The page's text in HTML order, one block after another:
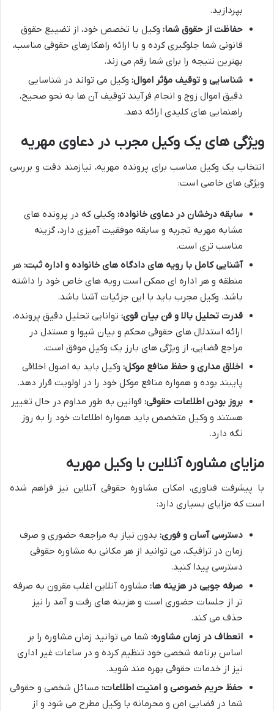
بپردازید.
حفاظت از حقوق شما: وکیل با تخصص خود، از تضییع حقوق
قانونی شما جلوگیری کرده و با ارائه راهکارهای حقوقی مناسب،
بهترین نتیجه را برای شما رقم می زند.
شناسایی و توقیف مؤثر اموال: وکیل می تواند در شناسایی
دقیق اموال زوج و انجام فرآیند توقیف آن ها به نحو صحیح،
راهنمایی های کلیدی ارائه دهد.
ویژگی های یک وکیل مجرب در دعاوی مهریه
انتخاب یک وکیل مناسب برای پرونده مهریه، نیازمند دقت و بررسی
ویژگی های خاصی است:
سابقه درخشان در دعاوی خانواده: وکیلی که در پرونده های
مشابه مهریه تجربه و سابقه موفقیت آمیزی دارد، گزینه
مناسب تری است.
آشنایی کامل با رویه های دادگاه های خانواده و اداره ثبت: هر
منطقه و هر اداره ای ممکن است رویه های خاص خود را داشته
باشد. وکیل مجرب باید با این جزئیات آشنا باشد.
قدرت تحلیل بالا و فن بیان قوی: توانایی تحلیل دقیق پرونده،
ارائه استدلال های حقوقی محکم و بیان شیوا و مستدل در
مراجع قضایی، از ویژگی های بارز یک وکیل موفق است.
اخلاق مداری و حفظ منافع موکل: وکیل باید به اصول اخلاقی
پایبند بوده و همواره منافع موکل خود را در اولویت قرار دهد.
بروز بودن اطلاعات حقوقی: قوانین به طور مداوم در حال تغییر
هستند و وکیل متخصص باید همواره اطلاعات خود را به روز
نگه دارد.
مزایای مشاوره آنلاین با وکیل مهریه
با پیشرفت فناوری، امکان مشاوره حقوقی آنلاین نیز فراهم شده
است که مزایای بسیاری دارد:
دسترسی آسان و فوری: بدون نیاز به مراجعه حضوری و صرف
زمان در ترافیک، می توانید از هر مکانی به مشاوره حقوقی
دسترسی پیدا کنید.
صرفه جویی در هزینه ها: مشاوره آنلاین اغلب مقرون به صرفه
تر از جلسات حضوری است و هزینه های رفت و آمد را نیز
حذف می کند.
انعطاف در زمان مشاوره: شما می توانید زمان مشاوره را بر
اساس برنامه شخصی خود تنظیم کرده و در ساعات غیر اداری
نیز از خدمات حقوقی بهره مند شوید.
حفظ حریم خصوصی و امنیت اطلاعات: مسائل شخصی و حقوقی
شما در فضایی امن و محرمانه با وکیل مطرح می شود و از